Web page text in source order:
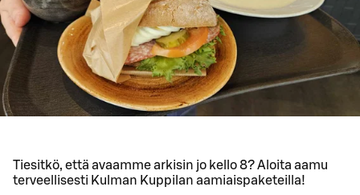
Tiesitkö, että avaamme arkisin jo kello 8? Aloita aamu
terveellisesti Kulman Kuppilan aamiaispaketeilla!